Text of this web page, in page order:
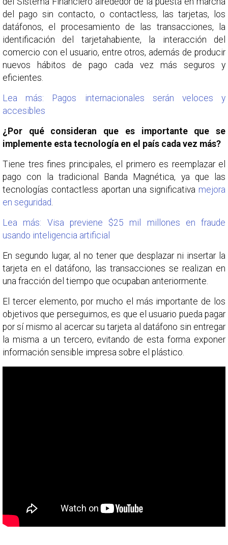
del pago sin contacto, o contactless, las tarjetas, los
datáfonos, el procesamiento de las transacciones, la
identificación del tarjetahabiente, la interacción del
comercio con el usuario, entre otros, además de producir
nuevos hábitos de pago cada vez más seguros y
eficientes.
Lea más: Pagos internacionales serán veloces y
accesibles
¿Por qué consideran que es importante que se
implemente esta tecnología en el país cada vez más?
Tiene tres fines principales, el primero es reemplazar el
pago con la tradicional Banda Magnética, ya que las
tecnologías contactless aportan una significativa mejora
en seguridad.
Lea más: Visa previene $25 mil millones en fraude
usando inteligencia artificial
En segundo lugar, al no tener que desplazar ni insertar la
tarjeta en el datáfono, las transacciones se realizan en
una fracción del tiempo que ocupaban anteriormente.
El tercer elemento, por mucho el más importante de los
objetivos que perseguimos, es que el usuario pueda pagar
por sí mismo al acercar su tarjeta al datáfono sin entregar
la misma a un tercero, evitando de esta forma exponer
información sensible impresa sobre el plástico.